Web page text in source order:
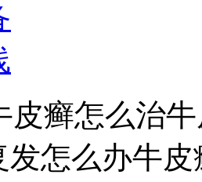
皮癣怎么治
发怎么办牛皮